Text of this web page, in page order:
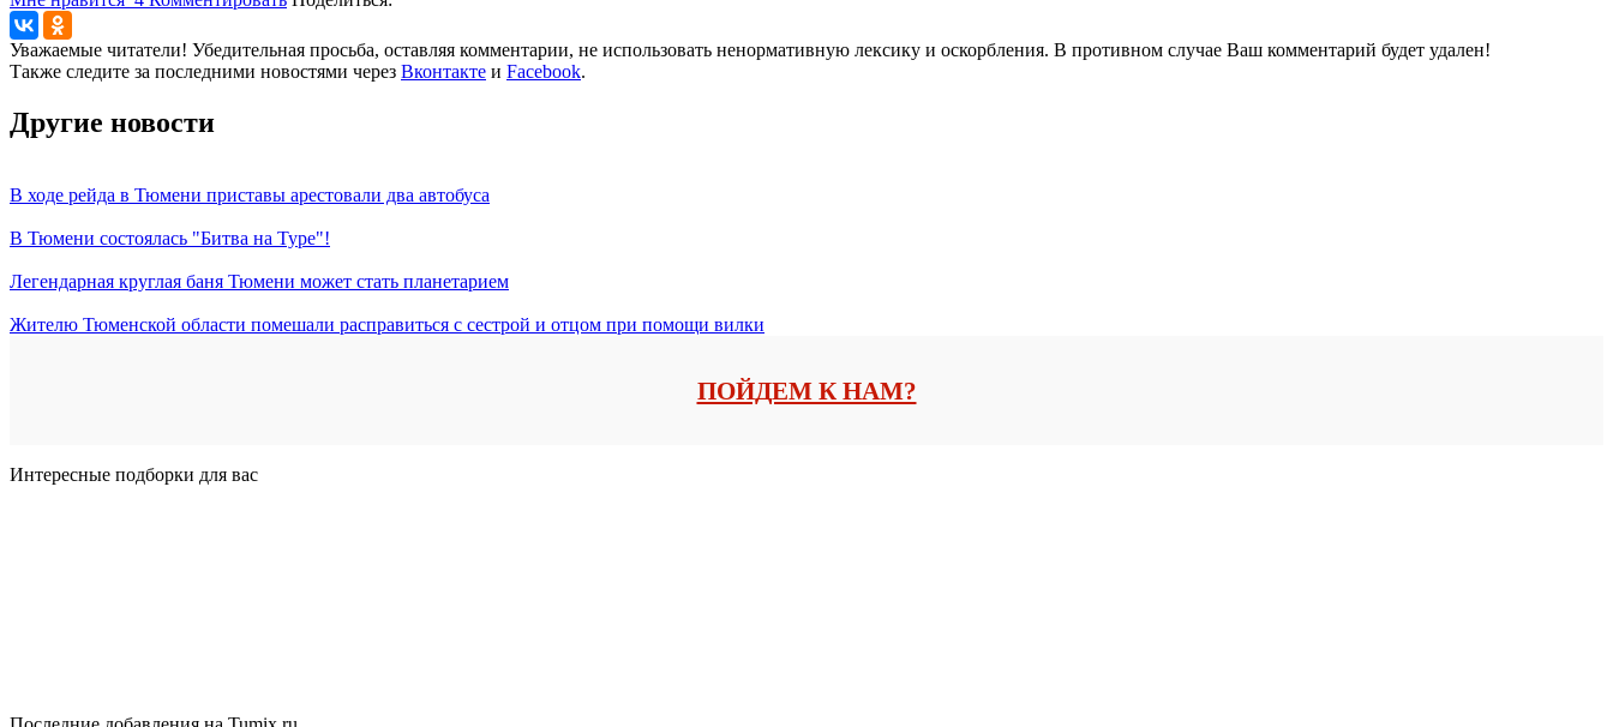
Уважаемые читатели! Убедительная просьба, оставляя комментарии, не использовать ненормативную лексику и оскорбления. В противном случае Ваш комментарий будет удален!
Также следите за последними новостями через Вконтакте и Facebook.
Другие новости
В ходе рейда в Тюмени приставы арестовали два автобуса
В Тюмени состоялась "Битва на Туре"!
Легендарная круглая баня Тюмени может стать планетарием
Жителю Тюменской области помешали расправиться с сестрой и отцом при помощи вилки
ПОЙДЕМ К НАМ?
Интересные подборки для вас